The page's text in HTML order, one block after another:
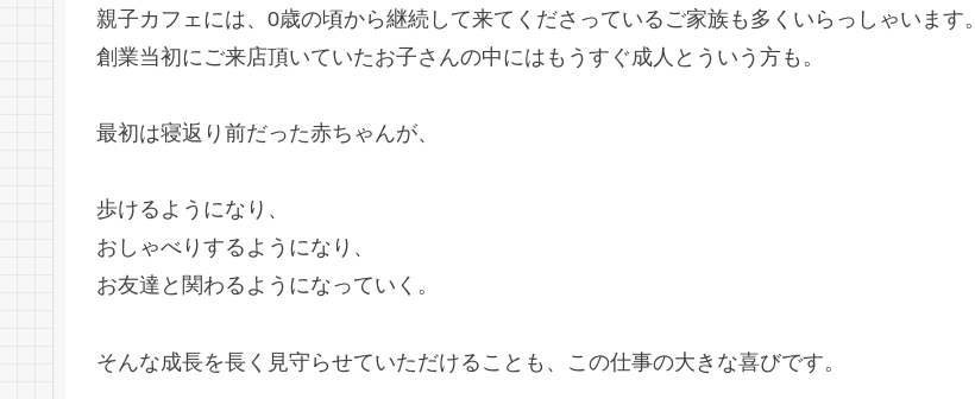
親子カフェには、0歳の頃から継続して来てくださっているご家族も多くいらっしゃいます。
創業当初にご来店頂いていたお子さんの中にはもうすぐ成人とういう方も。
最初は寝返り前だった赤ちゃんが、
歩けるようになり、
おしゃべりするようになり、
お友達と関わるようになっていく。
そんな成長を長く見守らせていただけることも、この仕事の大きな喜びです。